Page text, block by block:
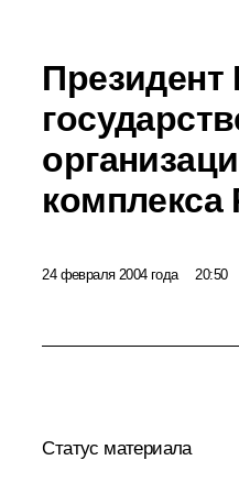
Президент
комплекса
24 февраля 2004 года 20:50
Статус материала